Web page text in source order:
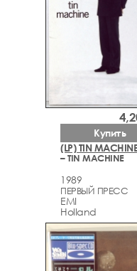
(LP) TIN
– TIN MACHINE
1989
ПЕРВЫЙ ПРЕСС
EMI
Holland
Купить